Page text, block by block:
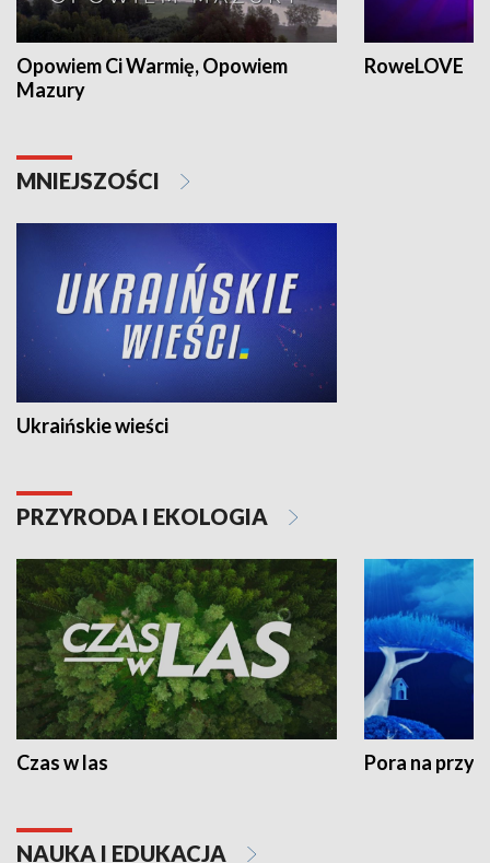
Opowiem Ci Warmię, Opowiem
Mazury
RoweLOVE
MNIEJSZOŚCI
Ukraińskie wieści
PRZYRODA I EKOLOGIA
Czas w las Pora na
NAUKA I EDUKACJA